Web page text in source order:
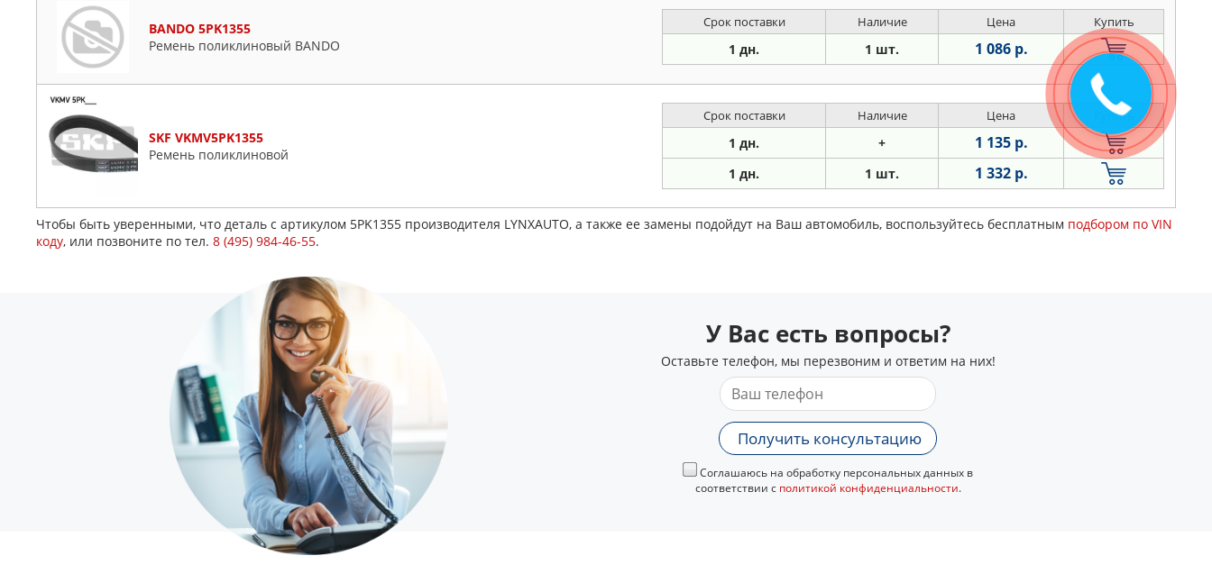
BANDO 5PK1355
Ремень поликлиновый BANDO
Срок поставки Наличие Цена Купить
1 дн. 1 шт. 1 086 р.
SKF VKMV5PK1355
Ремень поликлиновой
Срок поставки Наличие Цена Купить
1 дн. + 1 135 р.
1 дн. 1 шт. 1 332 р.
Чтобы быть уверенными, что деталь с артикулом 5PK1355 производителя LYNXAUTO, а также ее замены подойдут на Ваш автомобиль, воспользуйтесь бесплатным подбором по VIN
коду, или позвоните по тел. 8 (495) 984-46-55.
У Вас есть вопросы?
Оставьте телефон, мы перезвоним и ответим на них!
Получить консультацию
Соглашаюсь на обработку персональных данных в
соответствии с политикой конфиденциальности.